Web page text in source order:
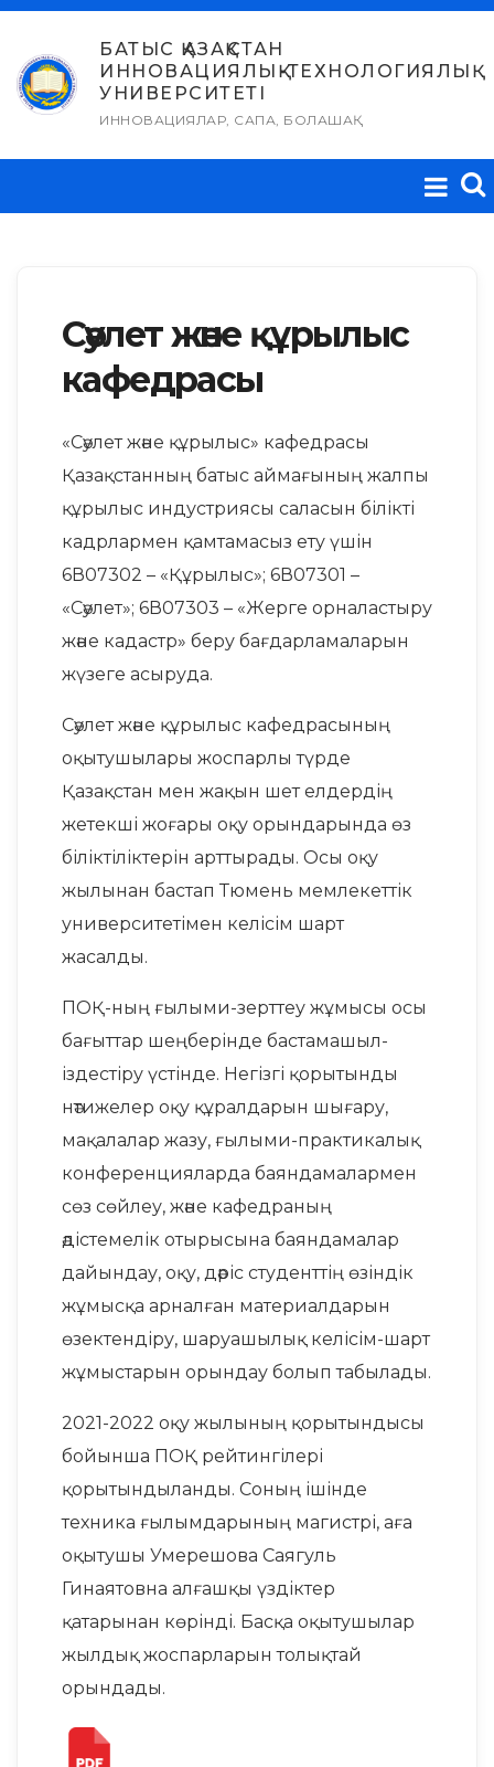
Skip
content
БАТЫС ҚАЗАҚСТАН
ИННОВАЦИЯЛЫҚ-ТЕХНОЛОГИЯЛЫҚ
УНИВЕРСИТЕТІ
ИННОВАЦИЯЛАР, САПА, БОЛАШАҚ
Сәулет және құрылыс
кафедрасы
«Сәулет және құрылыс» кафедрасы
Қазақстанның батыс аймағының жалпы
құрылыс индустриясы саласын білікті
кадрлармен қамтамасыз ету үшін
6В07302 – «Құрылыс»; 6В07301 –
«Сәулет»; 6В07303 – «Жерге орналастыру
және кадастр» беру бағдарламаларын
жүзеге асыруда.
Сәулет және құрылыс кафедрасының
оқытушылары жоспарлы түрде
Қазақстан мен жақын шет елдердің
жетекші жоғары оқу орындарында өз
біліктіліктерін арттырады. Осы оқу
жылынан бастап Тюмень мемлекеттік
университетімен келісім шарт
жасалды.
ПОҚ-ның ғылыми-зерттеу жұмысы осы
бағыттар шеңберінде бастамашыл-
іздестіру үстінде. Негізгі қорытынды
нәтижелер оқу құралдарын шығару,
мақалалар жазу, ғылыми-практикалық
конференцияларда баяндамалармен
сөз сөйлеу, және кафедраның
әдістемелік отырысына баяндамалар
дайындау, оқу, дәріс студенттің өзіндік
жұмысқа арналған материалдарын
өзектендіру, шаруашылық келісім-шарт
жұмыстарын орындау болып табылады.
2021-2022 оқу жылының қорытындысы
бойынша ПОҚ рейтингілері
қорытындыланды. Соның ішінде
техника ғылымдарының магистрі, аға
оқытушы Умерешова Саягуль
Гинаятовна алғашқы үздіктер
қатарынан көрінді. Басқа оқытушылар
жылдық жоспарларын толықтай
орындады.